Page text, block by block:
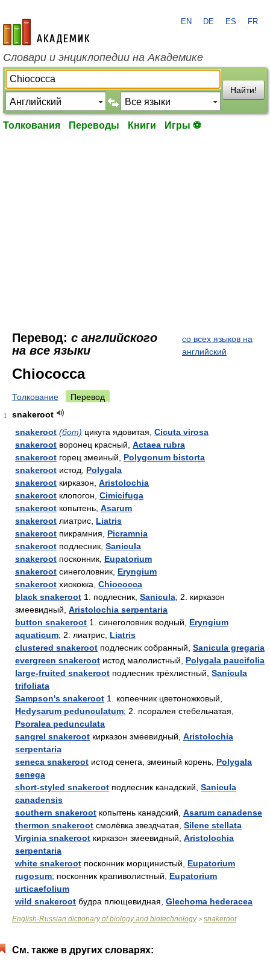
academic.ru
EN DE ES FR
Словари и энциклопедии на Академике
Найти!
Толкования Переводы Книги Игры ⚽
Перевод: с английского
на все языки
со всех языков на
английский
Chiococca
Толкование Перевод
1
snakeroot
snakeroot (бот) цикута ядовитая, Cicuta virosa
snakeroot воронец красный, Actaea rubra
snakeroot горец змеиный, Polygonum bistorta
snakeroot истод, Polygala
snakeroot кирказон, Aristolochia
snakeroot клопогон, Cimicifuga
snakeroot копытень, Asarum
snakeroot лиатрис, Liatris
snakeroot пикрамния, Picramnia
snakeroot подлесник, Sanicula
snakeroot посконник, Eupatorium
snakeroot синеголовник, Eryngium
snakeroot хиококка, Chiococca
black snakeroot 1. подлесник, Sanicula; 2. кирказон
змеевидный, Aristolochia serpentaria
button snakeroot 1. синеголовник водный, Eryngium
aquaticum; 2. лиатрис, Liatris
clustered snakeroot подлесник собранный, Sanicula gregaria
evergreen snakeroot истод малолистный, Polygala paucifolia
large-fruited snakeroot подлесник трёхлистный, Sanicula
trifoliata
Sampson's snakeroot 1. копеечник цветоножковый,
Hedysarum pedunculatum; 2. псоралея стебельчатая,
Psoralea pedunculata
sangrel snakeroot кирказон змеевидный, Aristolochia
serpentaria
seneca snakeroot истод сенега, змеиный корень, Polygala
senega
short-styled snakeroot подлесник канадский, Sanicula
canadensis
southern snakeroot копытень канадский, Asarum canadense
thermon snakeroot смолёвка звездчатая, Silene stellata
Virginia snakeroot кирказон змеевидный, Aristolochia
serpentaria
white snakeroot посконник морщинистый, Eupatorium
rugosum; посконник крапиволистный, Eupatorium
urticaefolium
wild snakeroot будра плющевидная, Glechoma hederacea
English-Russian dictionary of biology and biotechnology> snakeroot
См. также в других словарях: